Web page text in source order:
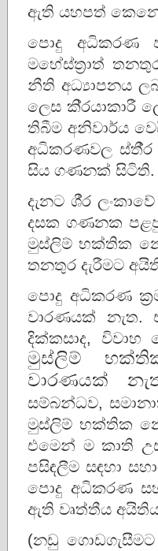
ඇති යහපත්
පොදු අධිකරණ
මහේස්ත‍්‍රාත්
නීති අධ්‍යාපනය
ලෙස කි‍්‍රයාකාරී
තිබීම අනිවාර්ය
අධිකරණවල
සිය ගණනක් සිටිති.
දැනට ශී‍්‍ර
දසක ගණනක
මුස්ලිම් භක්තික
තනතුර දැරීමට
පොදු අධිකරණ
වාරණයක් නැත.
දික්කසාද,
මුස්ලිම්
වාරණයක්
සම්බන්ධව,
මුස්ලිම් භක්තික
එමෙන් ම කාති
පසිඳලීම සඳහා
පොදු අධිකරණ
ඇති වෘත්තීය
(නඩු